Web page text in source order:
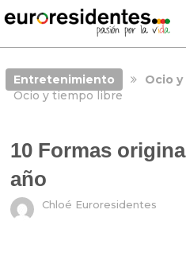
Entretenimiento Ocio
Ocio y tiempo libre
10 Formas
año
Chloé Euroresidentes